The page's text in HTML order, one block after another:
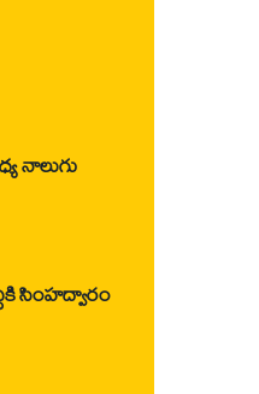
నాలుగు
సింహద్వారం